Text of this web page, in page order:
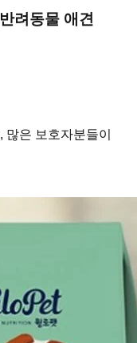
려동물 애견
은 보호자분들이